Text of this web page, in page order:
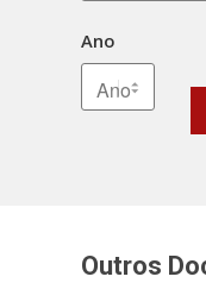
Ano
Outros